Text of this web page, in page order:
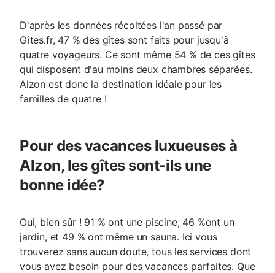
D'après les données récoltées l'an passé par
Gites.fr, 47 % des gîtes sont faits pour jusqu'à
quatre voyageurs. Ce sont même 54 % de ces gîtes
qui disposent d'au moins deux chambres séparées.
Alzon est donc la destination idéale pour les
familles de quatre !
Pour des vacances luxueuses à
Alzon, les gîtes sont-ils une
bonne idée?
Oui, bien sûr ! 91 % ont une piscine, 46 %ont un
jardin, et 49 % ont même un sauna. Ici vous
trouverez sans aucun doute, tous les services dont
vous avez besoin pour des vacances parfaites. Que